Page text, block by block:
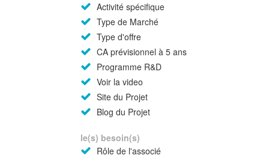
Activité spécifique
Type de Marché
Type d'offre
CA prévisionnel à 5 ans
Programme R&D
Voir la video
Site du Projet
Blog du Projet
le(s) besoin(s)
Rôle de l'associé